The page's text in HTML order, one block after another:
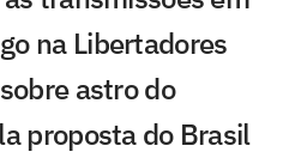
na Libertadores
astro do
proposta do Brasil